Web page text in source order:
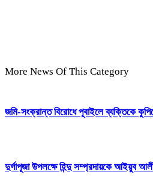
More News Of This Category
জমি-সংক্রান্ত বিরোধে পূবাইলে ব্যক্তিকে
দুর্গাপূজা উপলক্ষে হিন্দু সম্প্রদায়কে আইয়ুব